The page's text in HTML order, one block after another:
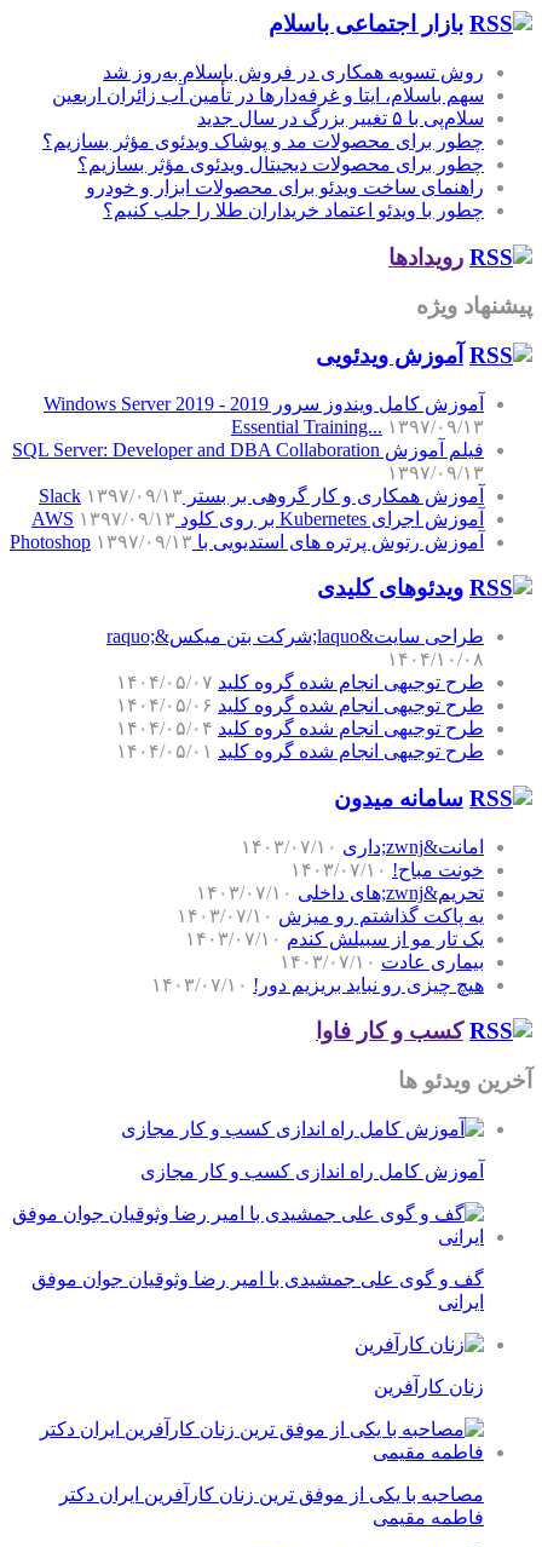
بازار اجتماعی باسلام
روش تسویه همکاری در فروش باسلام به‌روز شد
سهم باسلام، ایتا و غرفه‌دارها در تأمین آب زائران اربعین
سلام‌پی با ۵ تغییر بزرگ در سال جدید
چطور برای محصولات مد و پوشاک ویدئوی مؤثر بسازیم؟
چطور برای محصولات دیجیتال ویدئوی مؤثر بسازیم؟
راهنمای ساخت ویدئو برای محصولات ابزار و خودرو
چطور با ویدئو اعتماد خریداران طلا را جلب کنیم؟
رویدادها
پیشنهاد ویژه
آموزش‌ ویدئویی
آموزش کامل ویندوز سرور 2019 - Windows Server 2019
Essential Training... ۱۳۹۷/۰۹/۱۳
فیلم آموزش SQL Server: Developer and DBA Collaboration
۱۳۹۷/۰۹/۱۳
آموزش همکاری و کار گروهی بر بستر Slack ۱۳۹۷/۰۹/۱۳
آموزش اجرای Kubernetes بر روی کلود AWS
۱۳۹۷/۰۹/۱۳
آموزش رتوش پرتره های استدیویی با Photoshop ۱۳۹۷/۰۹/۱۳
ویدئوهای کلیدی
طراحی سایت&laquo;شرکت بتن میکس&raquo;
۱۴۰۴/۱۰/۰۸
طرح توجیهی انجام شده گروه کلید ۱۴۰۴/۰۵/۰۷
طرح توجیهی انجام شده گروه کلید ۱۴۰۴/۰۵/۰۶
طرح توجیهی انجام شده گروه کلید ۱۴۰۴/۰۵/۰۴
طرح توجیهی انجام شده گروه کلید ۱۴۰۴/۰۵/۰۱
سامانه میدون
امانت&zwnj;داری
۱۴۰۳/۰۷/۱۰
خونت مباح! ۱۴۰۳/۰۷/۱۰
تحریم&zwnj;های داخلی
۱۴۰۳/۰۷/۱۰
یه پاکت گذاشتم رو میزش ۱۴۰۳/۰۷/۱۰
یک تار مو از سبیلش کندم ۱۴۰۳/۰۷/۱۰
بیماری عادت ۱۴۰۳/۰۷/۱۰
هیچ چیزی رو نباید بریزیم دور! ۱۴۰۳/۰۷/۱۰
کسب و کار فاوا
آخرین ویدئو ها
آموزش کامل راه اندازی کسب و کار مجازی
گف و گوی علی جمشیدی با امیر رضا وثوقیان جوان موفق
ایرانی
زنان کارآفرین
مصاحبه با یکی از موفق ترین زنان کارآفرین ایران دکتر
فاطمه مقیمی